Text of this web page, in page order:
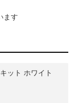
ます
ット ホワイト